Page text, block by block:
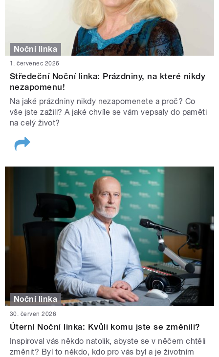
Noční linka
1. červenec 2026
Středeční Noční linka: Prázdniny, na které nikdy
nezapomenu!
Na jaké prázdniny nikdy nezapomenete a proč? Co
vše jste zažili? A jaké chvíle se vám vepsaly do paměti
na celý život?
Noční linka
30. červen 2026
Úterní Noční linka: Kvůli komu jste se změnili?
Inspiroval vás někdo natolik, abyste se v něčem chtěli
změnit? Byl to někdo, kdo pro vás byl a je životním